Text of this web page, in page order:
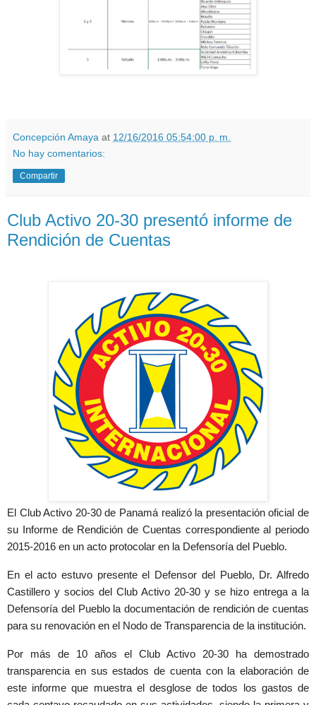
Concepción Amaya at 12/16/2016 05:54:00 p. m.
No hay comentarios:
Compartir
Club Activo 20-30 presentó informe de
Rendición de Cuentas
El Club Activo 20-30 de Panamá realizó la presentación oficial de
su Informe de Rendición de Cuentas correspondiente al periodo
2015-2016 en un acto protocolar en la Defensoría del Pueblo.
En el acto estuvo presente el Defensor del Pueblo, Dr. Alfredo
Castillero y socios del Club Activo 20-30 y se hizo entrega a la
Defensoría del Pueblo la documentación de rendición de cuentas
para su renovación en el Nodo de Transparencia de la institución.
Por más de 10 años el Club Activo 20-30 ha demostrado
transparencia en sus estados de cuenta con la elaboración de
este informe que muestra el desglose de todos los gastos de